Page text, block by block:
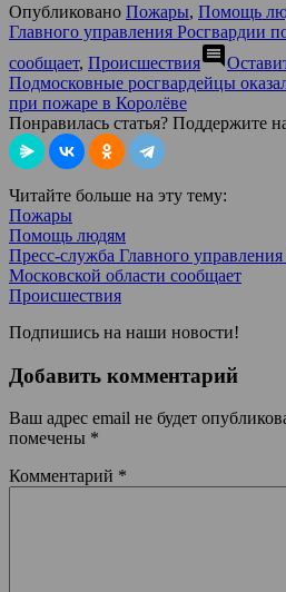
Опубликовано Пожары, Помощь
Главного управления Росгвардии
сообщает, Происшествияcomment
Подмосковные росгвардейцы
при пожаре в Королёве
Понравилась статья? Поддержите
Читайте больше на эту тему:
Пожары
Помощь людям
Пресс-служба Главного
Московской области сообщает
Происшествия
Подпишись на наши новости!
Добавить комментарий
Ваш адрес email не будет
помечены *
Комментарий *